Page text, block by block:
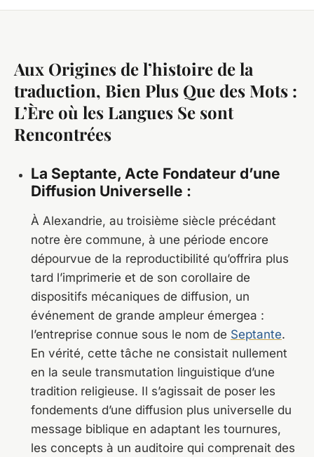
Aux Origines de l’histoire de la
traduction, Bien Plus Que des Mots :
L’Ère où les Langues Se sont
Rencontrées
La Septante, Acte Fondateur d’une
Diffusion Universelle :
À Alexandrie, au troisième siècle précédant
notre ère commune, à une période encore
dépourvue de la reproductibilité qu’offrira plus
tard l’imprimerie et de son corollaire de
dispositifs mécaniques de diffusion, un
événement de grande ampleur émergea :
l’entreprise connue sous le nom de Septante.
En vérité, cette tâche ne consistait nullement
en la seule transmutation linguistique d’une
tradition religieuse. Il s’agissait de poser les
fondements d’une diffusion plus universelle du
message biblique en adaptant les tournures,
les concepts à un auditoire qui comprenait des